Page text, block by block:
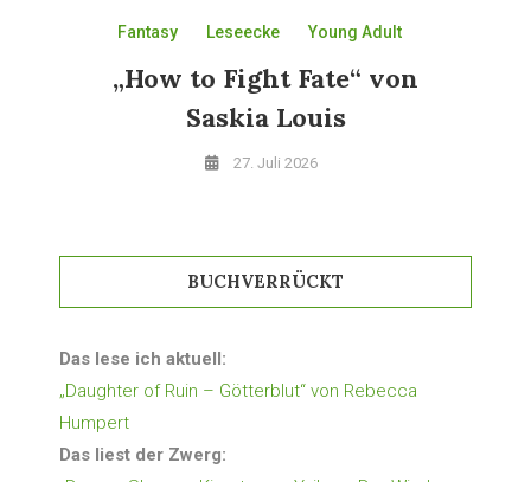
Fantasy Leseecke Young Adult
„How to Fight Fate“ von
Saskia Louis
27. Juli 2026
BUCHVERRÜCKT
Das lese ich aktuell:
„Daughter of Ruin – Götterblut“ von Rebecca
Humpert
Das liest der Zwerg: